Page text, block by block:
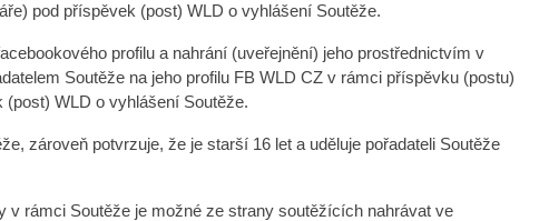
pod příspěvek (post) WLD o vyhlášení Soutěže.
profilu a nahrání (uveřejnění) jeho prostřednictvím v
Soutěže na jeho profilu FB WLD CZ v rámci příspěvku (postu)
WLD o vyhlášení Soutěže.
zároveň potvrzuje, že je starší 16 let a uděluje pořadateli Soutěže
rámci Soutěže je možné ze strany soutěžících nahrávat ve